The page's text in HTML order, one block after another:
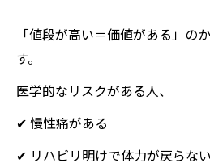
「値段が高い＝価値がある」の
す。
医学的なリスクがある人、
✔ 慢性痛がある
✔ リハビリ明けで体力が戻らない